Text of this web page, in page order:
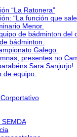
“La Ratonera”
“La función que
Menor.
de bádminton del
bádminton.
Galego.
presentes no
Sara Sanjurjo!
de equipo.